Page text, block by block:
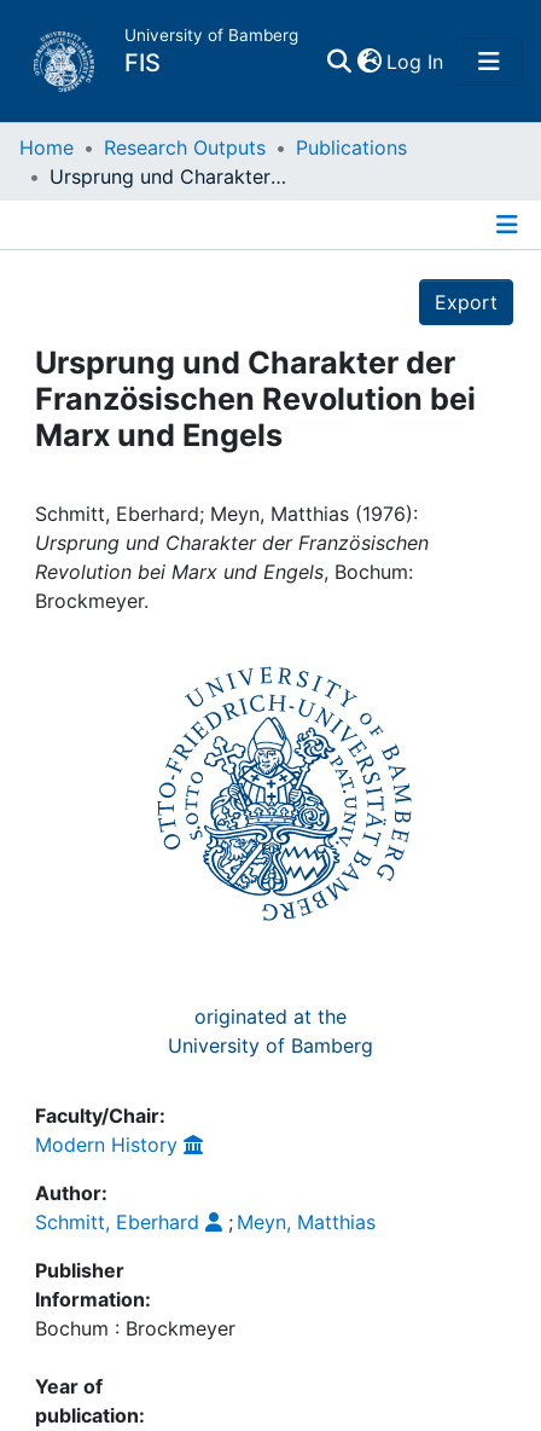
University of Bamberg
FIS Log In(current)
Home
People
Awards
My FIS
Home Research Outputs
Publications
Ursprung und Charakter der Französischen Revolution bei Marx und Engels
Export
Ursprung und Charakter der
Französischen Revolution bei
Marx und Engels
Schmitt, Eberhard; Meyn, Matthias (1976):
Ursprung und Charakter der Französischen
Revolution bei Marx und Engels, Bochum:
Brockmeyer.
originated at the
University of Bamberg
Faculty/Chair:
Modern History
Author:
Schmitt, Eberhard
; Meyn, Matthias
Publisher
Information:
Bochum : Brockmeyer
Year of
publication: